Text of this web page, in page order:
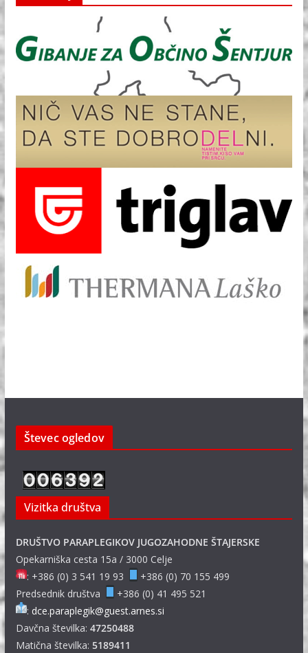
Števec ogledov
Vizitka društva
DRUŠTVO PARAPLEGIKOV JUGOZAHODNE ŠTAJERSKE
Opekarniška cesta 15a / 3000 Celje
: +386 (0) 3 541 19 93
+386 (0) 70 155 499
Predsednik društva
+386 (0) 41 495 521
: dce.paraplegik@guest.arnes.si
Davčna številka: 47250488
Matična številka: 5189411